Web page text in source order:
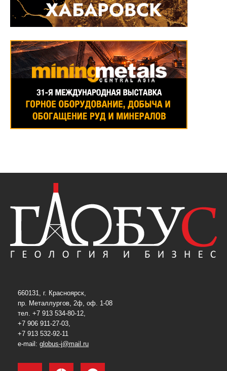
660131, г. Красноярск,
пр. Металлургов, 2ф, оф. 1-08
тел. +7 913 534-80-12,
+7 906 911-27-03,
+7 913 532-92-11
e-mail: globus-j@mail.ru